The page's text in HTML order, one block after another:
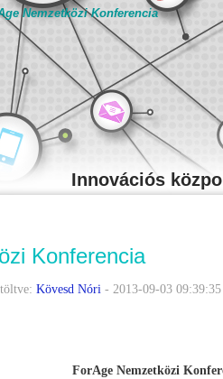
Innovációs
Konferencia
Kövesd Nóri - 2013-09-03 09:39:35
ForAge Nemzetközi
Nemzetközi Konferencia